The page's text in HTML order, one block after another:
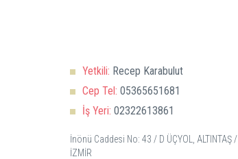
Yetkili: Recep Karabulut
Cep Tel: 05365651681
İş Yeri: 02322613861
İnönü Caddesi No: 43 / D ÜÇYOL, ALTINTAŞ /
İZMİR